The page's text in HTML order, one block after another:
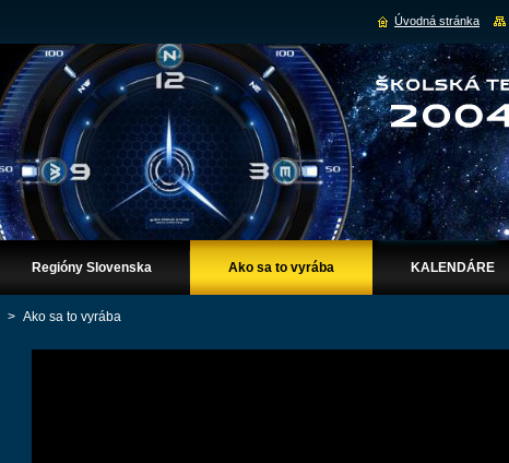
Regióny Slovenska Ako sa to vyrába KALENDÁRE
> Ako sa to vyrába
Úvodná stránka